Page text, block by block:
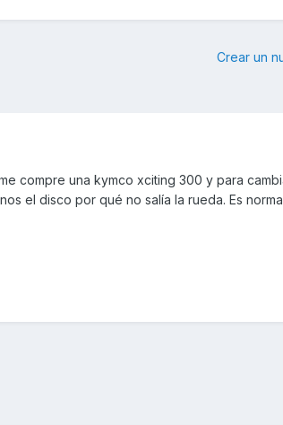
Crear un
compre una kymco xciting 300 y para
el disco por qué no salía la rueda. Es